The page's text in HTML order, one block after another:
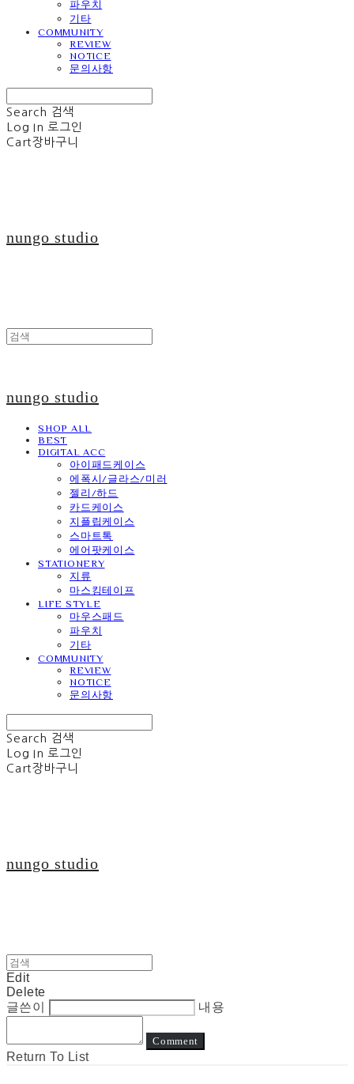
파우치
기타
COMMUNITY
REVIEW
NOTICE
문의사항
Search 검색
Log In 로그인
Cart장바구니
nungo studio
nungo studio
SHOP ALL
BEST
DIGITAL ACC
아이패드케이스
에폭시/글라스/미러
젤리/하드
카드케이스
지플립케이스
스마트톡
에어팟케이스
STATIONERY
지류
마스킹테이프
LIFE STYLE
마우스패드
파우치
기타
COMMUNITY
REVIEW
NOTICE
문의사항
Search 검색
Log In 로그인
Cart장바구니
nungo studio
Edit
Delete
글쓴이
내용
Comment
Return To List